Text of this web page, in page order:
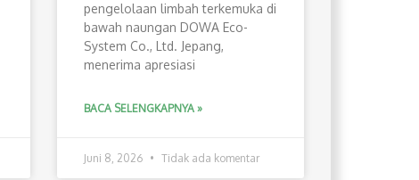
pengelolaan limbah terkemuka di
bawah naungan DOWA Eco-
System Co., Ltd. Jepang,
menerima apresiasi
BACA SELENGKAPNYA »
Juni 8, 2026 Tidak ada komentar